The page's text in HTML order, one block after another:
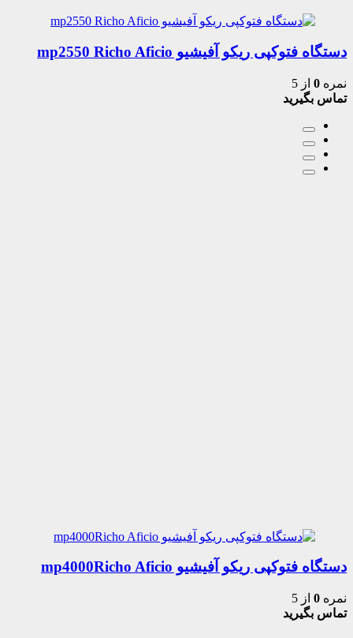
دستگاه فتوکپی ریکو آفیشیو mp2550 Richo Aficio
نمره 0 از 5
تماس بگیرید
دستگاه فتوکپی ریکو آفیشیو mp4000Richo Aficio
نمره 0 از 5
تماس بگیرید